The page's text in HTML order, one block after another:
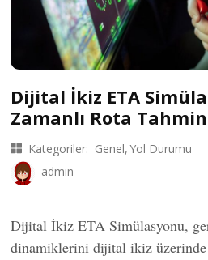
Dijital İkiz ETA
Zamanlı Rota
Kategoriler: Genel Yol Durumu
admin
Dijital İkiz ETA Simülasyonu,
dinamiklerini dijital ikiz üzerinde